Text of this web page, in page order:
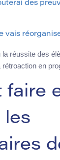
des
vais
la réussite des
en
faire
les